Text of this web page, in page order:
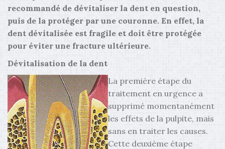
recommandé de dévitaliser la dent en question,
puis de la protéger par une couronne. En effet, la
dent dévitalisée est fragile et doit être protégée
pour éviter une fracture ultérieure.
Dévitalisation de la dent
La première étape du
traitement en urgence a
supprimé momentanément
les effets de la pulpite, mais
sans en traiter les causes.
Cette deuxième étape